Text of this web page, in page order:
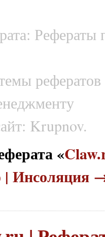
Рефераты
Krupnov.
«
| Инсоляция